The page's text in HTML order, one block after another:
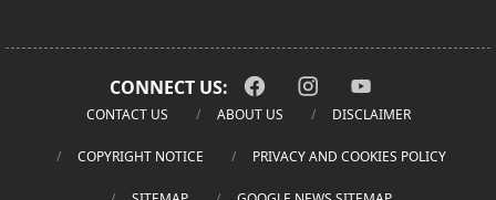
CONNECT US:
CONTACT US ABOUT US DISCLAIMER
COPYRIGHT NOTICE PRIVACY AND COOKIES POLICY